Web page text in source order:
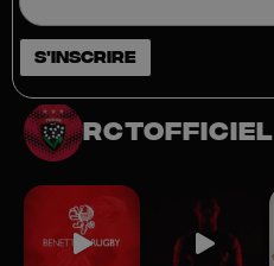
rctofficiel